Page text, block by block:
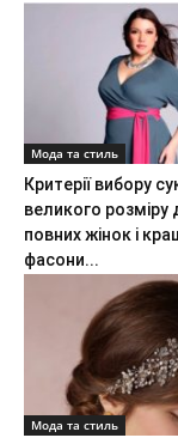
Мода та стиль
Критерії вибору
великого розміру
повних жінок і
фасони...
Мода та стиль